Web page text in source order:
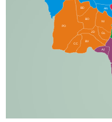
AN
BD
BO
NI
JD
PO
BV
CC
AJ
GL